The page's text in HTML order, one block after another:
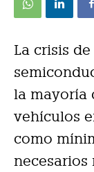
La crisis
la mayoría
vehículos
como
necesarios